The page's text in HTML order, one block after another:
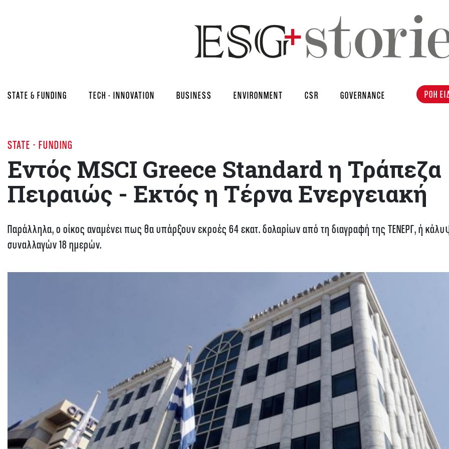
STATE & FUNDING TECH - INNOVATION BUSINESS ENVIRONMENT CSR GOVERNANCE ΡΟΗ
STATE - FUNDING
Εντός MSCI Greece Standard η Τράπεζα
Πειραιώς - Εκτός η Τέρνα Ενεργειακή
Παράλληλα, ο οίκος αναμένει πως θα υπάρξουν εκροές 64 εκατ. δολαρίων από τη διαγραφή της ΤΕΝΕΡΓ, ή
συναλλαγών 18 ημερών.